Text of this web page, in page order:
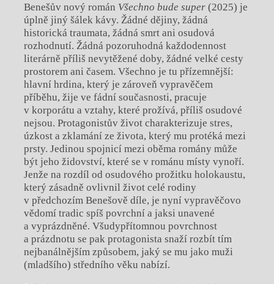
Benešův nový román Všechno bude super(2025) je
úplně jiný šálek kávy. Žádné dějiny, žádná
historická traumata, žádná smrt ani osudová
rozhodnutí. Žádná pozoruhodná každodennost
literárně příliš nevytěžené doby, žádné velké cesty
prostorem ani časem. Všechno je tu přízemnější:
hlavní hrdina, který je zároveň vypravěčem
příběhu, žije ve fádní současnosti, pracuje
v korporátu a vztahy, které prožívá, příliš osudové
nejsou. Protagonistův život charakterizuje stres,
úzkost a zklamání ze života, který mu protéká mezi
prsty. Jedinou spojnicí mezi oběma romány může
být jeho židovství, které se v románu místy vynoří.
Jenže na rozdíl od osudového prožitku holokaustu,
který zásadně ovlivnil život celé rodiny
v předchozím Benešově díle, je nyní vypravěčovo
vědomí tradic spíš povrchní a jaksi unavené
a vyprázdněné. Všudypřítomnou povrchnost
a prázdnotu se pak protagonista snaží rozbít tím
nejbanálnějším způsobem, jaký se mu jako muži
(mladšího) středního věku nabízí.